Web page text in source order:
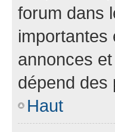
forum dans
importantes
annonces
dépend des
Haut